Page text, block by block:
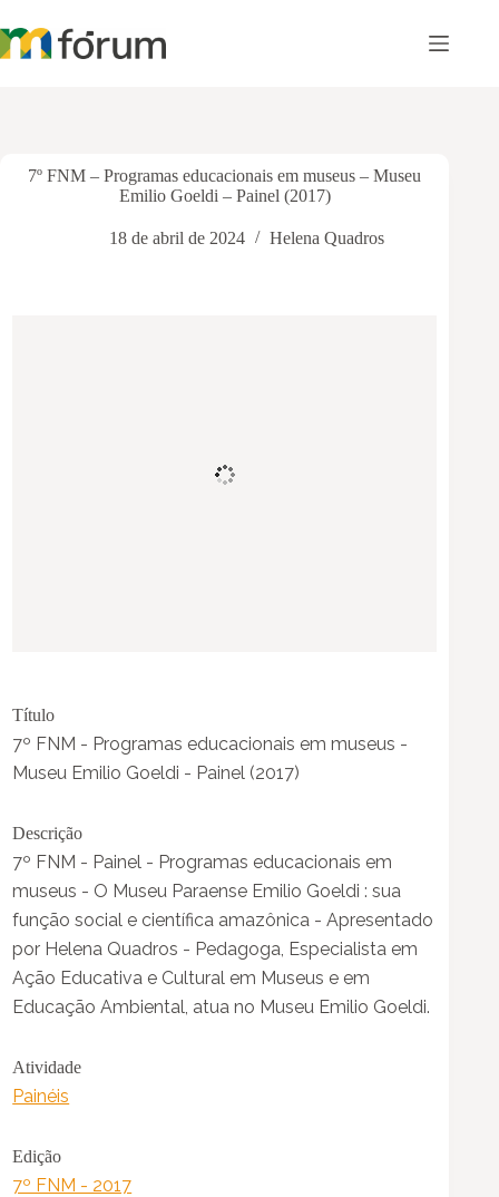
para
o
7º FNM – Programas educacionais em museus – Museu
Emilio Goeldi – Painel (2017)
18 de abril de 2024 Helena Quadros
Título
7º FNM - Programas educacionais em museus -
Museu Emilio Goeldi - Painel (2017)
Descrição
7º FNM - Painel - Programas educacionais em
museus - O Museu Paraense Emilio Goeldi : sua
função social e científica amazônica - Apresentado
por Helena Quadros - Pedagoga, Especialista em
Ação Educativa e Cultural em Museus e em
Educação Ambiental, atua no Museu Emilio Goeldi.
Atividade
Painéis
Edição
7º FNM - 2017